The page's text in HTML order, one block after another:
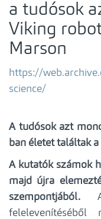
a tudósok
Viking
Marson
https://
science/
A tudósok azt
ban életet találtak
A kutatók számok
majd újra
szempontjából. A